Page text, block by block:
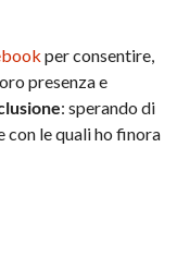
per consentire,
presenza e
: sperando di
con le quali ho finora